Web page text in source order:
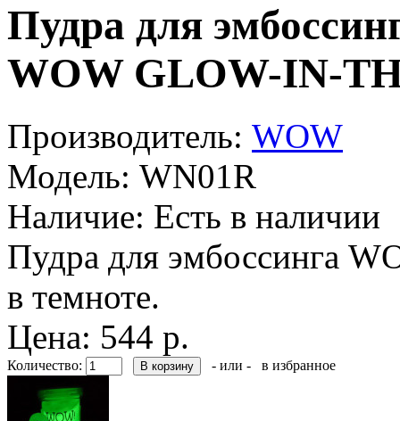
Пудра для
WOW GLOW-IN-
Производитель: WOW
Модель: WN01R
Наличие: Есть в наличии
Пудра для эмбоссинга
в темноте.
Цена: 544 р.
Количество: - или - в избранное